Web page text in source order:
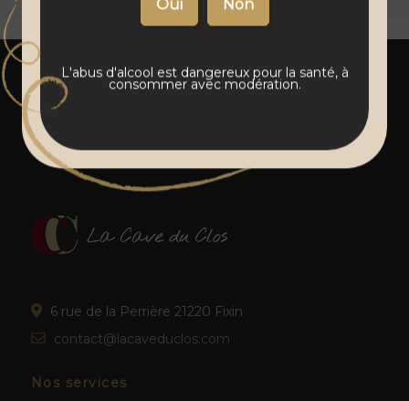
6 rue de la Perrière 21220 Fixin
contact@lacaveduclos.com
Nos services
L'abus d'alcool est dangereux pour la santé, à
consommer avec modération.